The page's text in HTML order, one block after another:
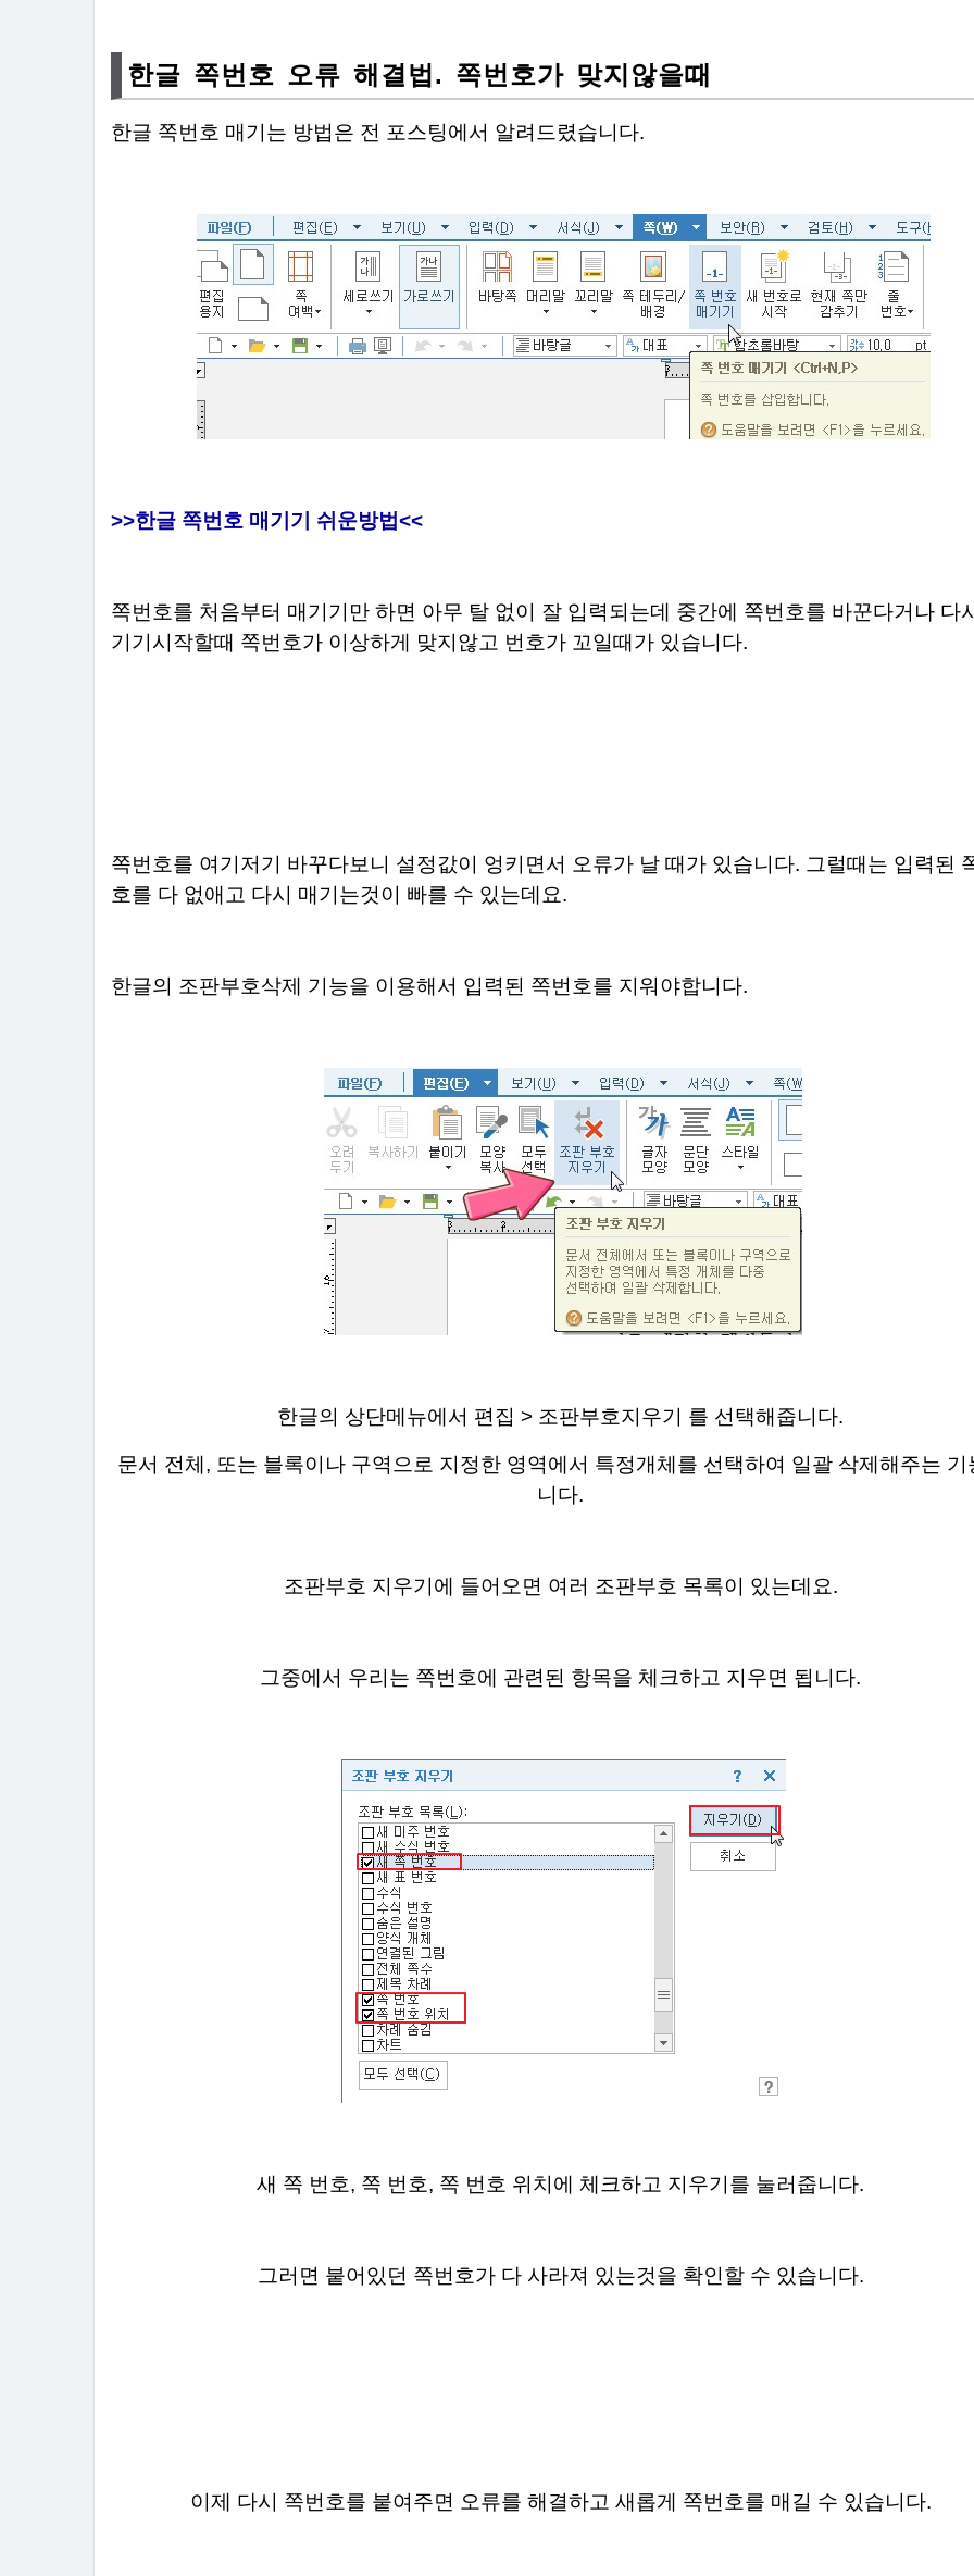
한글 쪽번호 오류 해결법. 쪽번호가 맞지않을때
한글 쪽번호 매기는 방법은 전 포스팅에서 알려드렸습니다.
>>한글 쪽번호 매기기 쉬운방법<<
쪽번호를 처음부터 매기기만 하면 아무 탈 없이 잘 입력되는데 중간에 쪽번호를 바꾼다거나 다
기기시작할때 쪽번호가 이상하게 맞지않고 번호가 꼬일때가 있습니다.
쪽번호를 여기저기 바꾸다보니 설정값이 엉키면서 오류가 날 때가 있습니다. 그럴때는 입력된
호를 다 없애고 다시 매기는것이 빠를 수 있는데요.
한글의 조판부호삭제 기능을 이용해서 입력된 쪽번호를 지워야합니다.
한글의 상단메뉴에서 편집 > 조판부호지우기 를 선택해줍니다.
문서 전체, 또는 블록이나 구역으로 지정한 영역에서 특정개체를 선택하여 일괄 삭제해주는 기
니다.
조판부호 지우기에 들어오면 여러 조판부호 목록이 있는데요.
그중에서 우리는 쪽번호에 관련된 항목을 체크하고 지우면 됩니다.
새 쪽 번호, 쪽 번호, 쪽 번호 위치에 체크하고 지우기를 눌러줍니다.
그러면 붙어있던 쪽번호가 다 사라져 있는것을 확인할 수 있습니다.
이제 다시 쪽번호를 붙여주면 오류를 해결하고 새롭게 쪽번호를 매길 수 있습니다.